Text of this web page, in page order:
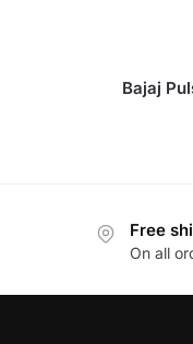
Bajaj
Free
On all